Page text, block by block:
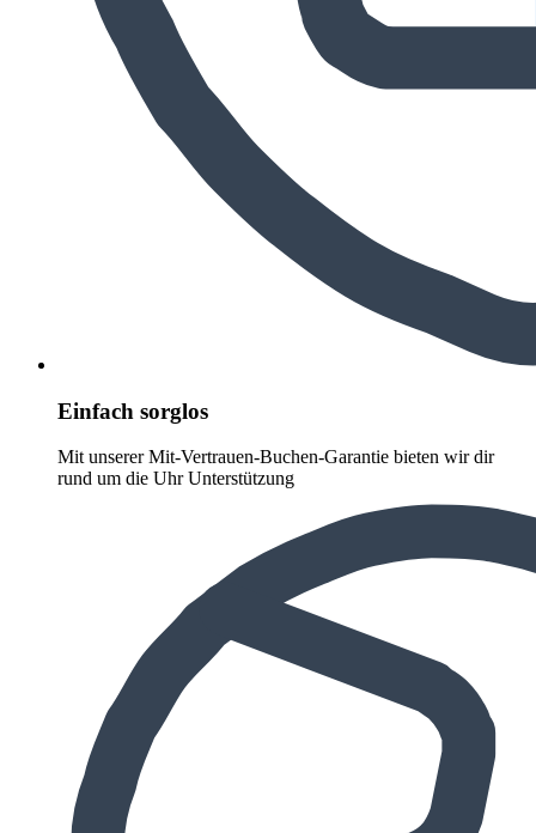
Einfach sorglos
Mit unserer Mit-Vertrauen-Buchen-Garantie bieten wir dir
rund um die Uhr Unterstützung